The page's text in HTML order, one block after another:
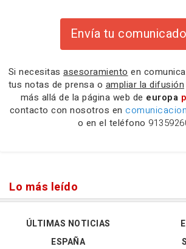
Envía tu comunicado
Si necesitas asesoramiento en
tus notas de prensa o ampliar la difusión
más allá de la página web de europa
contacto con nosotros en
o en el teléfono
Lo más leído
ÚLTIMAS NOTICIAS
ESPAÑA